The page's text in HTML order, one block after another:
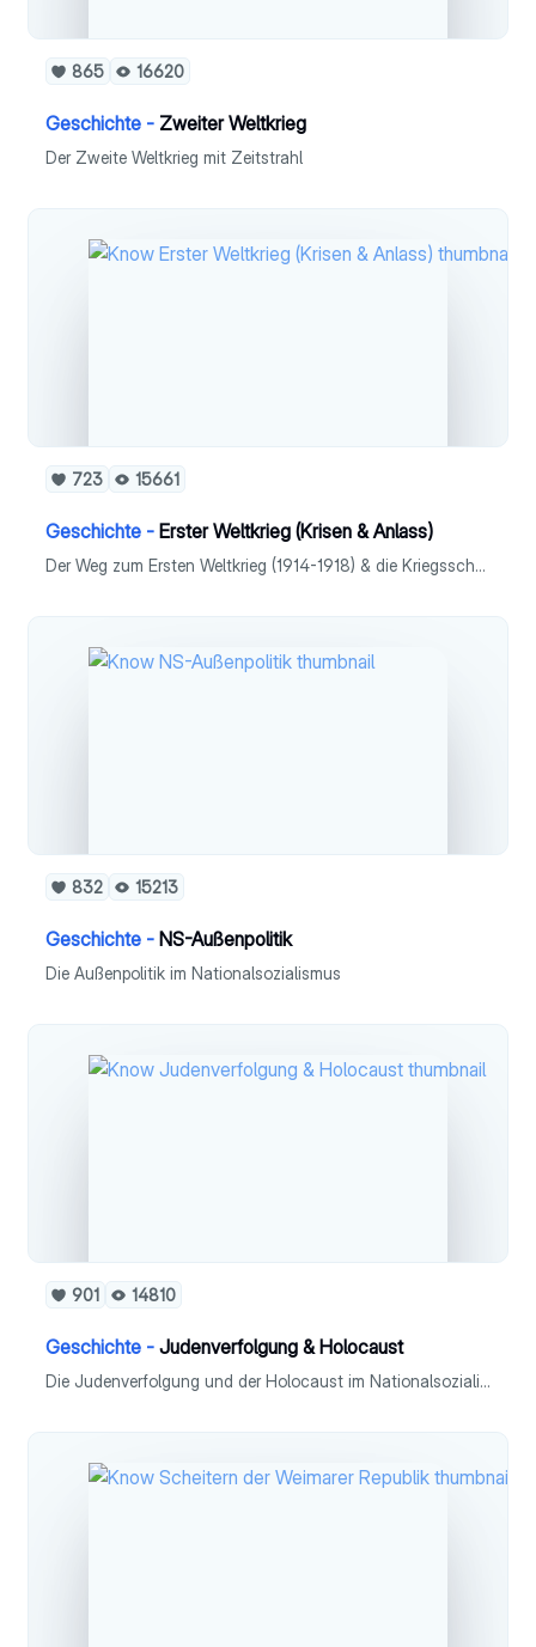
865 16620
Geschichte - Zweiter Weltkrieg
Der Zweite Weltkrieg mit Zeitstrahl
723 15661
Geschichte - Erster Weltkrieg (Krisen & Anlass)
Der Weg zum Ersten Weltkrieg (1914-1918) & die Kriegsschuldfrage - Ursachen - Anlass - Marokkokrise 1905 / 1911 - Balkankrise 1908 / 1912 - Balkankrieg - Julikrise 1914 - Bismarcks Bündnissystem - Kriegsschuldfrage
832 15213
Geschichte - NS-Außenpolitik
Die Außenpolitik im Nationalsozialismus
901 14810
Geschichte - Judenverfolgung & Holocaust
Die Judenverfolgung und der Holocaust im Nationalsozialismus erklärt.